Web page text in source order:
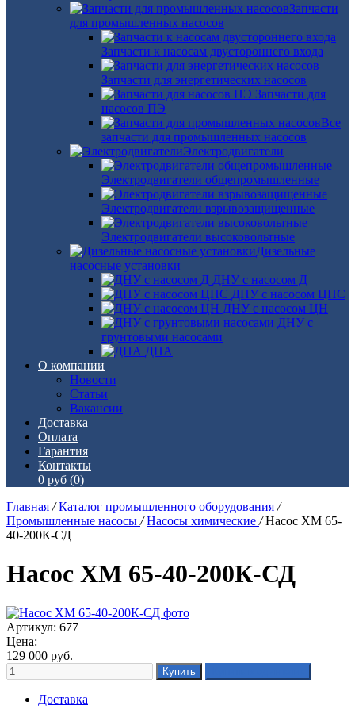
Запчасти
для промышленных насосов
Запчасти к насосам двустороннего входа
Запчасти для энергетических насосов
Запчасти для
насосов ПЭ
Все
запчасти для промышленных насосов
Электродвигатели
Электродвигатели общепромышленные
Электродвигатели взрывозащищенные
Электродвигатели высоковольтные
Дизельные
насосные установки
ДНУ с насосом Д
ДНУ с насосом ЦНС
ДНУ с насосом ЦН
ДНУ с
грунтовыми насосами
ДНА
О компании
Новости
Статьи
Вакансии
Доставка
Оплата
Гарантия
Контакты
0 руб (0)
Главная / Каталог промышленного оборудования /
Промышленные насосы / Насосы химические / Насос ХМ 65-
40-200К-СД
Насос ХМ 65-40-200К-СД
Артикул: 677
Цена:
129 000 руб.
Доставка